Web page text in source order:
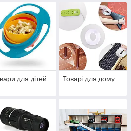
для дітей Товарі для дому